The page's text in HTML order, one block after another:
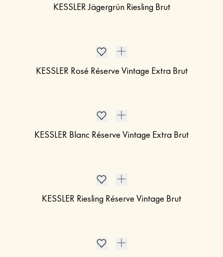
KESSLER Jägergrün Riesling Brut
KESSLER Rosé Réserve Vintage Extra Brut
KESSLER Blanc Réserve Vintage Extra Brut
KESSLER Riesling Réserve Vintage Brut